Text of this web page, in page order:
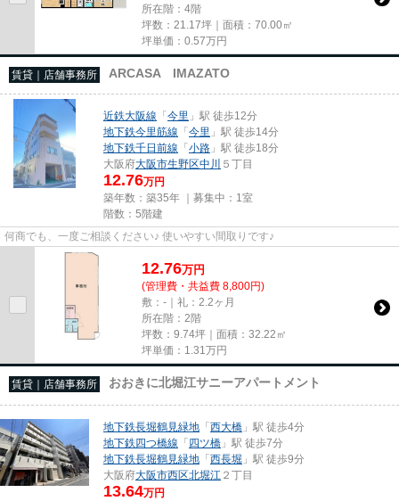
所在階：4階
坪数：21.17坪｜面積：70.00㎡
坪単価： 0.57万円
賃貸｜店舗事務所 ARCASA IMAZATO
近鉄大阪線 「今里 」駅 徒歩12分
地下鉄今里筋線 「今里 」駅 徒歩14分
地下鉄千日前線 「小路 」駅 徒歩18分
大阪府大阪市生野区中川 ５丁目
12.76万円
築年数：築35年 ｜募集中： 1室
階数：5階建
何商でも、一度ご相談ください♪ 使いやすい間取りです♪
12.76万円
(管理費・共益費 8,800円)
敷：-｜礼：2.2ヶ月
所在階：2階
坪数：9.74坪｜面積：32.22㎡
坪単価： 1.31 万円
賃貸｜店舗事務所 おおきに北堀江サニーアパートメント
地下鉄長堀鶴見緑地 「西大橋 」駅 徒歩4分
地下鉄四つ橋線 「四ツ橋 」駅 徒歩7分
地下鉄長堀鶴見緑地 「西長堀 」駅 徒歩9分
大阪府大阪市西区北堀江 ２丁目
13.64万円